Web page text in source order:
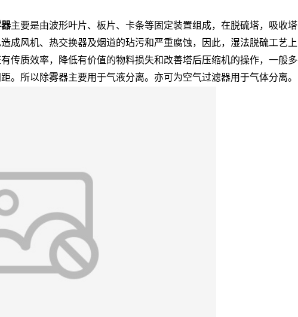
主要是由波形叶片、板片、卡条等固定装置组成，在脱硫塔，吸收
成风机、热交换器及烟道的玷污和严重腐蚀，因此，湿法脱硫工
传质效率，降低有价值的物料损失和改善塔后压缩机的操作，一般
。所以除雾器主要用于气液分离。亦可为空气过滤器用于气体分离。